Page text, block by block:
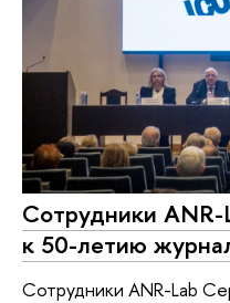
Сотрудники
к 50-летию
Сотрудники ANR-Lab